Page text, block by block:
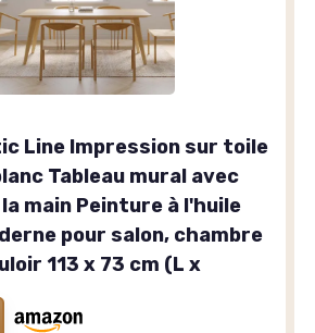
Line Impression sur toile
Tableau mural avec
main Peinture à l'huile
pour salon, chambre
113 x 73 cm (L x